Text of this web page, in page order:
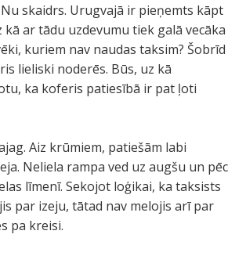
skaidrs. Urugvajā ir pieņemts kāpt
kā ar tādu uzdevumu tiek galā vecāka
kuriem nav naudas taksim? Šobrīd
lieliski noderēs. Būs, uz kā
ka koferis patiesībā ir pat ļoti
Aiz krūmiem, patiešām labi
Neliela rampa ved uz augšu un pēc
līmenī. Sekojot loģikai, ka taksists
par izeju, tātad nav melojis arī par
pa kreisi.